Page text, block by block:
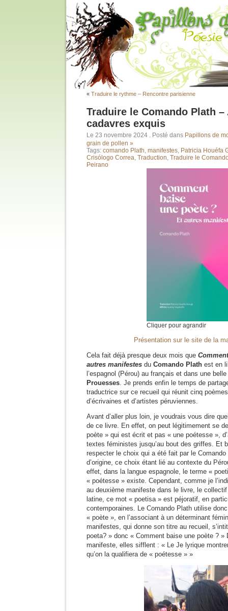
« Traduire le rythme – Rencontre parisienne
Traduire le Comando Plath –
cadavres exquis
Le 23 novembre 2024 . Posté dans Papillons de
grain de pollen »
Tags: comando Plath, manifestes, Patricia Houéfa
Crisólogo Correa, Traduction, Traduire le
Peirano
Cliquer pour agrandir
Présentation sur le site de la
Cela fait déjà presque deux mois que
autres manifestes du Comando Plath est en
l’espagnol (Pérou) au français et dans une
Prouesses. Je prends enfin le temps de
traductrice sur ce recueil qui réunit cinq
d’écrivaines et d’artistes péruviennes.
Avant d’aller plus loin, je voudrais vous dire
de ce livre. En effet, on peut légitimement se
poète » qui est écrit et pas « une poétesse »,
textes féministes jusqu’au bout des griffes. Et
respecter le choix qui a été fait par le
d’origine, ce choix étant lié au contexte du
effet, dans la langue espagnole, le terme «
« poétesse » existe. Cependant, comme je
au deuxième manifeste dans le livre, le collectif
latine, ce mot « poetisa » est péjoratif, en
contemporaines. Le Comando Plath utilise
« poète », en l’associant à un déterminant
manifestes, qui donne son titre au recueil,
poeta? » donc « Comment baise une poète ? »
manifeste, elles sifflent : « Le Je lyrique
qu’on la qualifiera de « poétesse » »